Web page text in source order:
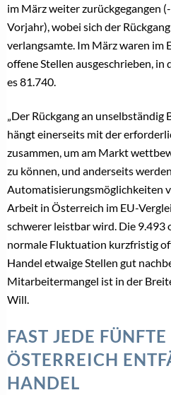
im März weiter zurückgegangen
Vorjahr), wobei sich der
verlangsamte. Im März waren im
offene Stellen ausgeschrieben,
es 81.740.
„Der Rückgang an unselbständig
hängt einerseits mit der
zusammen, um am Markt
zu können, und anderseits werden
Automatisierungsmöglichkeiten
Arbeit in Österreich im EU-
schwerer leistbar wird. Die 9.493
normale Fluktuation kurzfristig
Handel etwaige Stellen gut
Mitarbeitermangel ist in der
Will.
FAST JEDE
ÖSTERREICH
HANDEL